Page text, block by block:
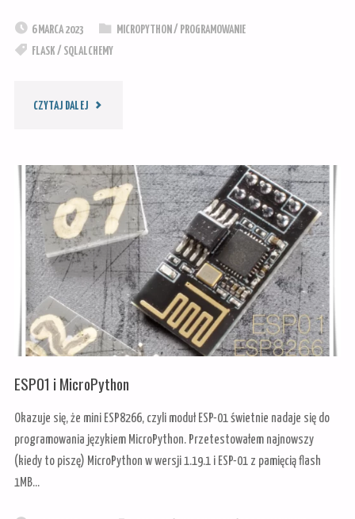
6 MARCA 2023 MICROPYTHON / PROGRAMOWANIE
FLASK / SQLALCHEMY
CZYTAJ DALEJ"FLASK
SQLALCHEMY"
ESP01 i MicroPython
Okazuje się, że mini ESP8266, czyli moduł ESP-01 świetnie nadaje się do
programowania językiem MicroPython. Przetestowałem najnowszy
(kiedy to piszę) MicroPython w wersji 1.19.1 i ESP-01 z pamięcią flash
1MB…